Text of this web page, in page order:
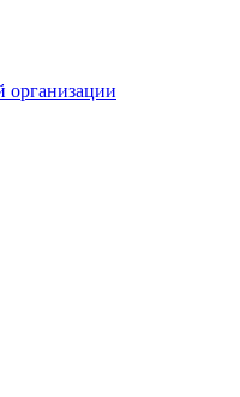
организации